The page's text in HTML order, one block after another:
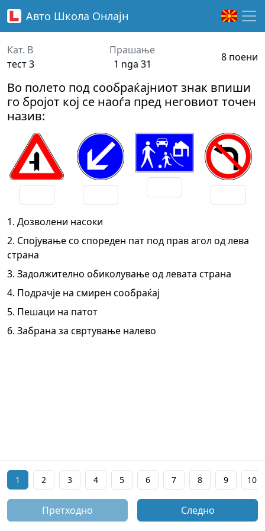
Авто Школа Онлајн
Кат. B
тест 3
Прашање
1 nga 31
8 поени
Во полето под сообраќајниот знак впиши
го бројот кој се наоѓа пред неговиот точен
назив:
1. Дозволени насоки
2. Спојување со спореден пат под прав агол од лева
страна
3. Задолжително обиколување од левата страна
4. Подрачје на смирен сообраќај
5. Пешаци на патот
6. Забрана за свртување налево
1 2 3 4 5 6 7 8 9 10
Претходно Следно